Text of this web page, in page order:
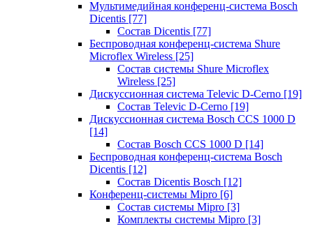
Мультимедийная конференц-система Bosch
Dicentis [77]
Состав Dicentis [77]
Беспроводная конференц-система Shure
Microflex Wireless [25]
Состав системы Shure Microflex
Wireless [25]
Дискуссионная система Televic D-Cerno [19]
Состав Televic D-Cerno [19]
Дискуссионная система Bosch CCS 1000 D
[14]
Состав Bosch CCS 1000 D [14]
Беспроводная конференц-система Bosch
Dicentis [12]
Состав Dicentis Bosch [12]
Конференц-системы Mipro [6]
Состав системы Mipro [3]
Комплекты системы Mipro [3]